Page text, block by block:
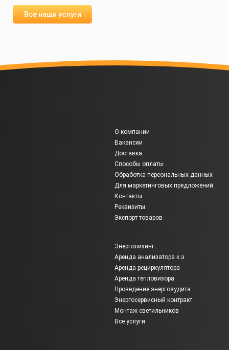
Все наши услуги
О компании
Вакансии
Доставка
Способы оплаты
Обработка персональных данных
Для маркетинговых предложений
Контакты
Реквизиты
Экспорт товаров
Энерголизинг
Аренда анализатора к.э.
Аренда рециркулятора
Аренда тепловизора
Проведение энергоаудита
Энергосервисный контракт
Монтаж светильников
Все услуги